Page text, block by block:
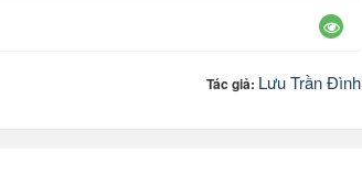
Tác giả: Lưu Trần Đình